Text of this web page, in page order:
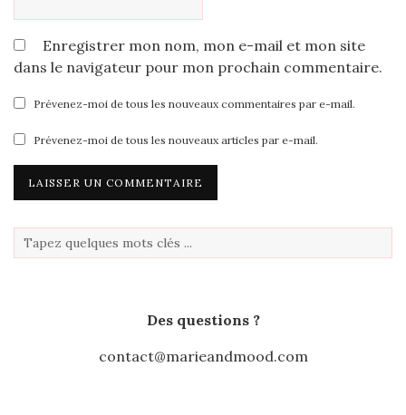
Enregistrer mon nom, mon e-mail et mon site
dans le navigateur pour mon prochain commentaire.
Prévenez-moi de tous les nouveaux commentaires par e-mail.
Prévenez-moi de tous les nouveaux articles par e-mail.
Des questions ?
contact@marieandmood.com